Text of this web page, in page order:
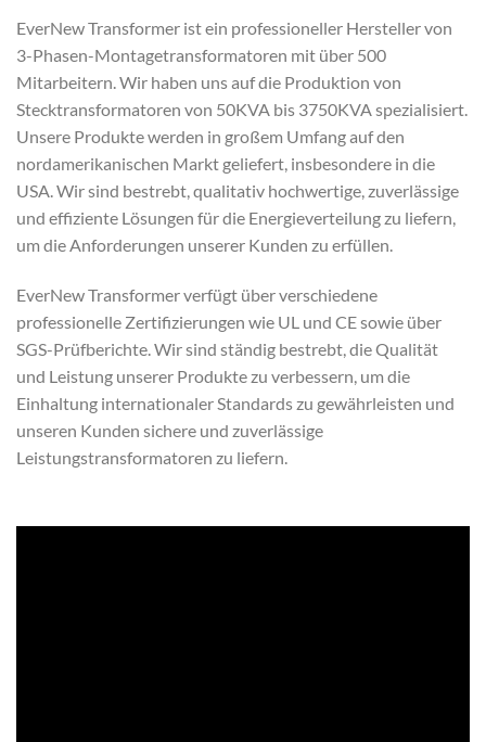
EverNew Transformer ist ein professioneller Hersteller von
3-Phasen-Montagetransformatoren mit über 500
Mitarbeitern. Wir haben uns auf die Produktion von
Stecktransformatoren von 50KVA bis 3750KVA spezialisiert.
Unsere Produkte werden in großem Umfang auf den
nordamerikanischen Markt geliefert, insbesondere in die
USA. Wir sind bestrebt, qualitativ hochwertige, zuverlässige
und effiziente Lösungen für die Energieverteilung zu liefern,
um die Anforderungen unserer Kunden zu erfüllen.
EverNew Transformer verfügt über verschiedene
professionelle Zertifizierungen wie UL und CE sowie über
SGS-Prüfberichte. Wir sind ständig bestrebt, die Qualität
und Leistung unserer Produkte zu verbessern, um die
Einhaltung internationaler Standards zu gewährleisten und
unseren Kunden sichere und zuverlässige
Leistungstransformatoren zu liefern.